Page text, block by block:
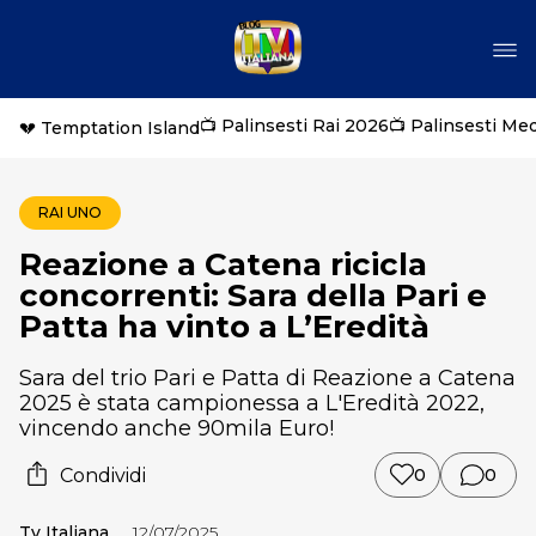
💔 Temptation Island📺 Palinsesti Rai 2026📺 Palinsesti
RAI UNO
Reazione a Catena ricicla
concorrenti: Sara della Pari e
Patta ha vinto a L’Eredità
Sara del trio Pari e Patta di Reazione a Catena
2025 è stata campionessa a L'Eredità 2022,
vincendo anche 90mila Euro!
Condividi 0 0